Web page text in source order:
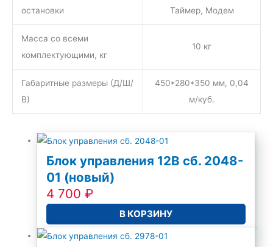
остановки
Таймер, Модем
Масса со всеми
комплектующими, кг
10 кг
Габаритные размеры (Д/Ш/
В)
450*280*350 мм, 0,04
м/куб.
Блок управления 12В сб. 2048-
01 (новый)
4 700₽
В КОРЗИНУ